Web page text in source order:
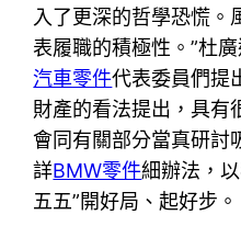
入了更深的哲學恐慌。
表履職的積極性。”杜
汽車零件代表委員們提
財產的看法提出，具有
會同有關部分當真研討
詳BMW零件細辦法，
五五”開好局、起好步。